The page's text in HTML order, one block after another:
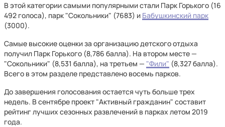
В этой категории самыми популярными стали Парк Горького (16
492 голоса), парк "Сокольники" (7683) и Бабушкинский парк
(3000).
Самые высокие оценки за организацию детского отдыха
получил Парк Горького (8,786 балла). На втором месте —
"Сокольники" (8,531 балла), на третьем — "Фили" (8,327 балла).
Всего в этом разделе представлено восемь парков.
До завершения голосования остается чуть больше трех
недель. В сентябре проект "Активный гражданин" составит
рейтинг лучших сезонных развлечений в парках летом 2019
года.